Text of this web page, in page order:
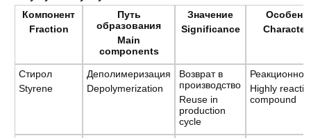
Компонент
Fraction
Путь
образования
Main
components
Значение
Significance
Стирол
Styrene
Деполимеризация
Depolymerization
Возврат в
производство
Reuse in
production
cycle
Highly
compound